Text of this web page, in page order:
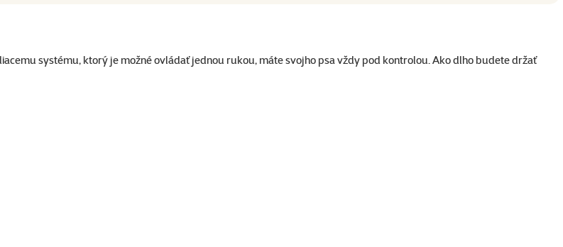
systému, ktorý je možné ovládať jednou rukou, máte svojho psa vždy pod kontrolou. Ako dlho budete držať